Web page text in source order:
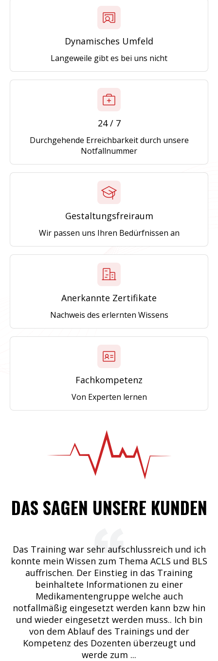
Dynamisches Umfeld
Langeweile gibt es bei uns nicht
24 / 7
Durchgehende Erreichbarkeit durch unsere
Notfallnummer
Gestaltungsfreiraum
Wir passen uns Ihren Bedürfnissen an
Anerkannte Zertifikate
Nachweis des erlernten Wissens
Fachkompetenz
Von Experten lernen
DAS SAGEN UNSERE KUNDEN
Das Training war sehr aufschlussreich und ich
konnte mein Wissen zum Thema ACLS und BLS
auffrischen. Der Einstieg in das Training
beinhaltete Informationen zu einer
Medikamentengruppe welche auch
notfallmäßig eingesetzt werden kann bzw hin
und wieder eingesetzt werden muss.. Ich bin
von dem Ablauf des Trainings und der
Kompetenz des Dozenten überzeugt und
werde zum ...